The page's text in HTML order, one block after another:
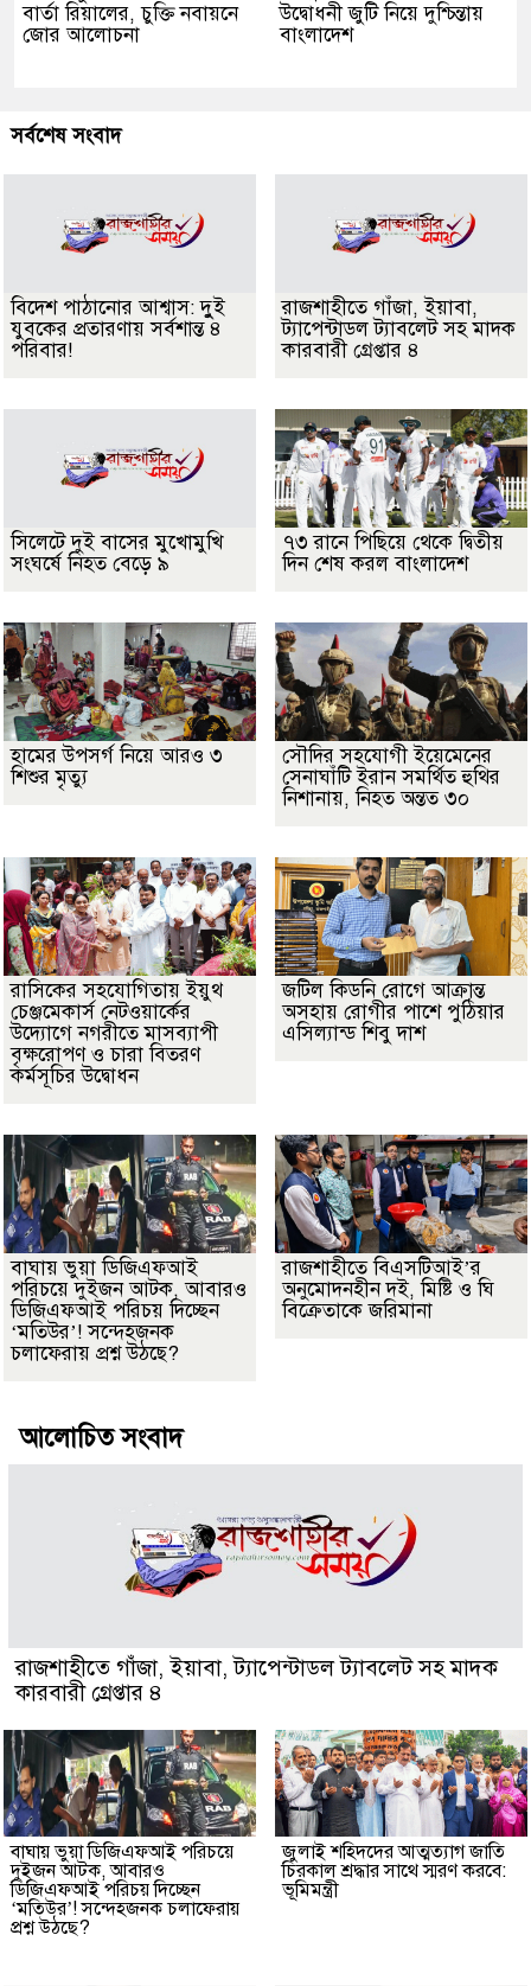
বার্তা রিয়ালের, চুক্তি নবায়নে
জোর আলোচনা
উদ্বোধনী জুটি নিয়ে দুশ্চিন্তায়
বাংলাদেশ
সর্বশেষ সংবাদ
বিদেশ পাঠানোর আশ্বাস: দুুই
যুবকের প্রতারণায় সর্বশান্ত ৪
পরিবার!
রাজশাহীতে গাঁজা, ইয়াবা,
ট্যাপেন্টাডল ট্যাবলেট সহ মাদক
কারবারী গ্রেপ্তার ৪
সিলেটে দুই বাসের মুখোমুখি
সংঘর্ষে নিহত বেড়ে ৯
৭৩ রানে পিছিয়ে থেকে দ্বিতীয়
দিন শেষ করল বাংলাদেশ
হামের উপসর্গ নিয়ে আরও ৩
শিশুর মৃত্যু
সৌদির সহযোগী ইয়েমেনের
সেনাঘাঁটি ইরান সমর্থিত হুথির
নিশানায়, নিহত অন্তত ৩০
রাসিকের সহযোগিতায় ইয়ুথ
চেঞ্জমেকার্স নেটওয়ার্কের
উদ্যোগে নগরীতে মাসব্যাপী
বৃক্ষরোপণ ও চারা বিতরণ
কর্মসূচির উদ্বোধন
জটিল কিডনি রোগে আক্রান্ত
অসহায় রোগীর পাশে পুঠিয়ার
এসিল্যান্ড শিবু দাশ
বাঘায় ভুয়া ডিজিএফআই
পরিচয়ে দুইজন আটক, আবারও
ডিজিএফআই পরিচয় দিচ্ছেন
‘মতিউর’! সন্দেহজনক
চলাফেরায় প্রশ্ন উঠছে?
রাজশাহীতে বিএসটিআই’র
অনুমোদনহীন দই, মিষ্টি ও ঘি
বিক্রেতাকে জরিমানা
আলোচিত সংবাদ
রাজশাহীতে গাঁজা, ইয়াবা, ট্যাপেন্টাডল ট্যাবলেট সহ মাদক
কারবারী গ্রেপ্তার ৪
বাঘায় ভুয়া ডিজিএফআই পরিচয়ে
দুইজন আটক, আবারও
ডিজিএফআই পরিচয় দিচ্ছেন
‘মতিউর’! সন্দেহজনক চলাফেরায়
প্রশ্ন উঠছে?
জুলাই শহিদদের আত্মত্যাগ জাতি
চিরকাল শ্রদ্ধার সাথে স্মরণ করবে:
ভূমিমন্ত্রী